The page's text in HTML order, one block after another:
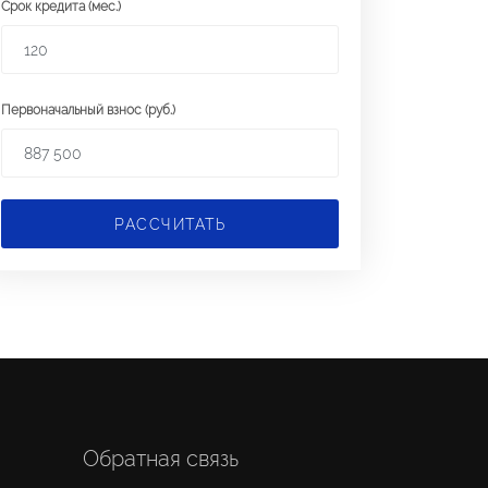
Срок кредита (мес.)
Первоначальный взнос (руб.)
РАССЧИТАТЬ
Обратная связь